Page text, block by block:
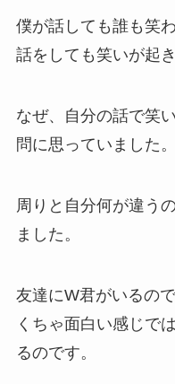
僕が話しても誰も笑
話をしても笑いが起
なぜ、自分の話で笑
問に思っていました。
周りと自分何が違う
ました。
友達にW君がいるの
くちゃ面白い感じで
るのです。